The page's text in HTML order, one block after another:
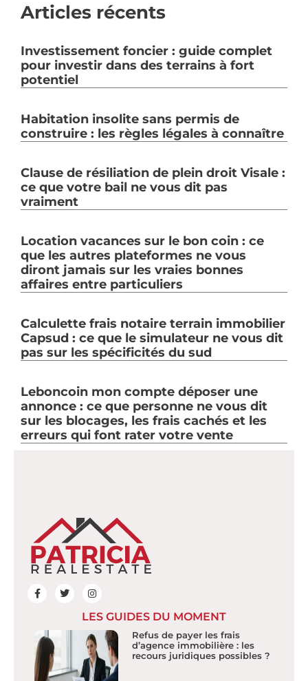
Articles récents
Investissement foncier : guide complet
pour investir dans des terrains à fort
potentiel
Habitation insolite sans permis de
construire : les règles légales à connaître
Clause de résiliation de plein droit Visale :
ce que votre bail ne vous dit pas
vraiment
Location vacances sur le bon coin : ce
que les autres plateformes ne vous
diront jamais sur les vraies bonnes
affaires entre particuliers
Calculette frais notaire terrain immobilier
Capsud : ce que le simulateur ne vous dit
pas sur les spécificités du sud
Leboncoin mon compte déposer une
annonce : ce que personne ne vous dit
sur les blocages, les frais cachés et les
erreurs qui font rater votre vente
LES GUIDES DU MOMENT
Refus de payer les frais
d’agence immobilière : les
recours juridiques possibles ?